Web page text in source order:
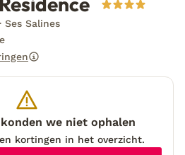
Ses Salines
we niet ophalen
kortingen in het overzicht.